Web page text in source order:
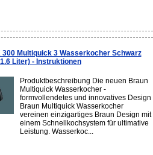
300 Multiquick 3 Wasserkocher Schwarz
Liter) - Instruktionen
Produktbeschreibung Die neuen Braun
Multiquick Wasserkocher -
formvollendetes und innovatives Design
Braun Multiquick Wasserkocher
vereinen einzigartiges Braun Design mit
einem Schnellkochsystem für ultimative
Leistung. Wasserkoc...